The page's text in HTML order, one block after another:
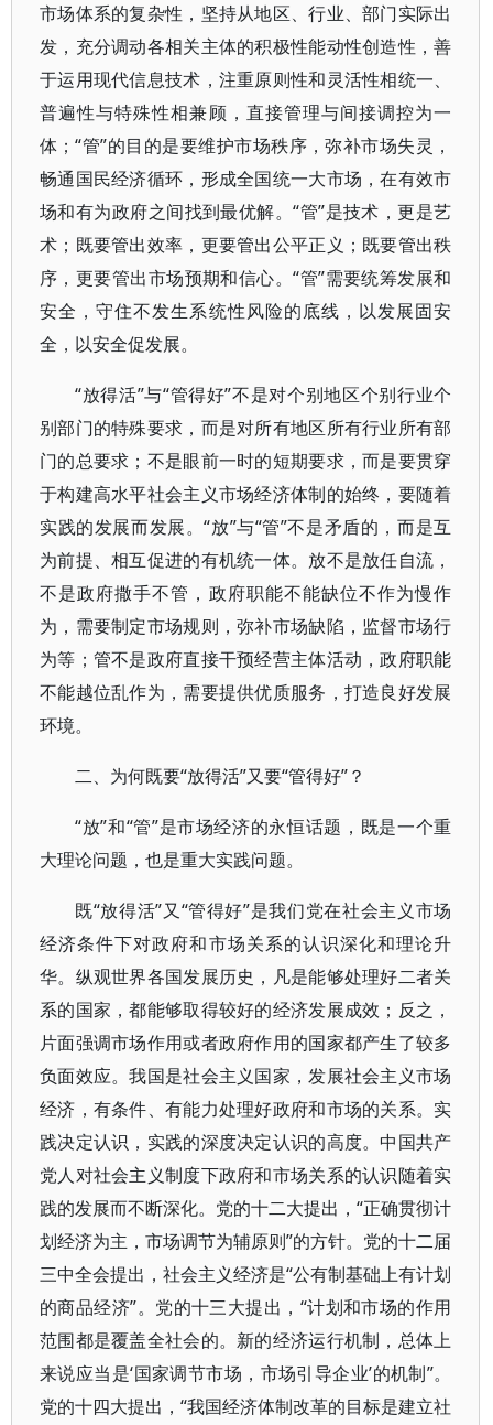
市场体系的复杂性，坚持从地区、行业、部门实际出
发，充分调动各相关主体的积极性能动性创造性，善
于运用现代信息技术，注重原则性和灵活性相统一、
普遍性与特殊性相兼顾，直接管理与间接调控为一
体；“管”的目的是要维护市场秩序，弥补市场失灵，
畅通国民经济循环，形成全国统一大市场，在有效市
场和有为政府之间找到最优解。“管”是技术，更是艺
术；既要管出效率，更要管出公平正义；既要管出秩
序，更要管出市场预期和信心。“管”需要统筹发展和
安全，守住不发生系统性风险的底线，以发展固安
全，以安全促发展。
“放得活”与“管得好”不是对个别地区个别行业个
别部门的特殊要求，而是对所有地区所有行业所有部
门的总要求；不是眼前一时的短期要求，而是要贯穿
于构建高水平社会主义市场经济体制的始终，要随着
实践的发展而发展。“放”与“管”不是矛盾的，而是互
为前提、相互促进的有机统一体。放不是放任自流，
不是政府撒手不管，政府职能不能缺位不作为慢作
为，需要制定市场规则，弥补市场缺陷，监督市场行
为等；管不是政府直接干预经营主体活动，政府职能
不能越位乱作为，需要提供优质服务，打造良好发展
环境。
二、为何既要“放得活”又要“管得好”？
“放”和“管”是市场经济的永恒话题，既是一个重
大理论问题，也是重大实践问题。
既“放得活”又“管得好”是我们党在社会主义市场
经济条件下对政府和市场关系的认识深化和理论升
华。纵观世界各国发展历史，凡是能够处理好二者关
系的国家，都能够取得较好的经济发展成效；反之，
片面强调市场作用或者政府作用的国家都产生了较多
负面效应。我国是社会主义国家，发展社会主义市场
经济，有条件、有能力处理好政府和市场的关系。实
践决定认识，实践的深度决定认识的高度。中国共产
党人对社会主义制度下政府和市场关系的认识随着实
践的发展而不断深化。党的十二大提出，“正确贯彻计
划经济为主，市场调节为辅原则”的方针。党的十二届
三中全会提出，社会主义经济是“公有制基础上有计划
的商品经济”。党的十三大提出，“计划和市场的作用
范围都是覆盖全社会的。新的经济运行机制，总体上
来说应当是‘国家调节市场，市场引导企业’的机制”。
党的十四大提出，“我国经济体制改革的目标是建立社